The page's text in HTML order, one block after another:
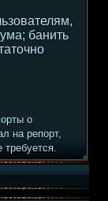
банить
о
на репорт,
требуется.